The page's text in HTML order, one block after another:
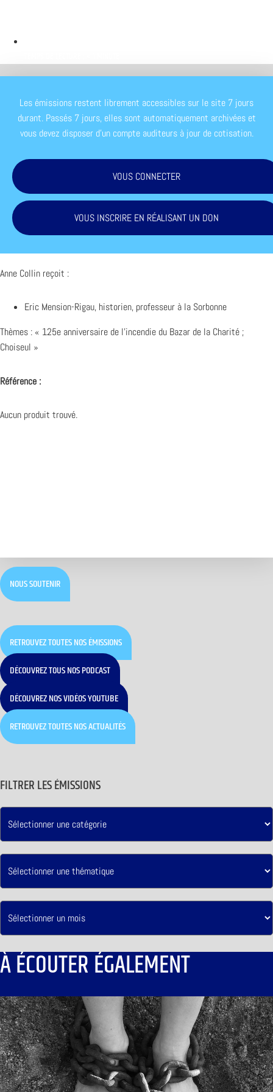
Les émissions restent librement accessibles sur le site 7 jours
durant. Passés 7 jours, elles sont automatiquement archivées et
vous devez disposer d'un compte auditeurs à jour de cotisation.
VOUS CONNECTER
VOUS INSCRIRE EN RÉALISANT UN DON
Anne Collin reçoit :
Eric Mension-Rigau, historien, professeur à la Sorbonne
Thèmes : « 125e anniversaire de l’incendie du Bazar de la Charité ;
Choiseul »
Référence :
Aucun produit trouvé.
NOUS SOUTENIR
RETROUVEZ TOUTES NOS ÉMISSIONS
DÉCOUVREZ TOUS NOS PODCAST
DÉCOUVREZ NOS VIDÉOS YOUTUBE
RETROUVEZ TOUTES NOS ACTUALITÉS
FILTRER LES ÉMISSIONS
À ÉCOUTER ÉGALEMENT